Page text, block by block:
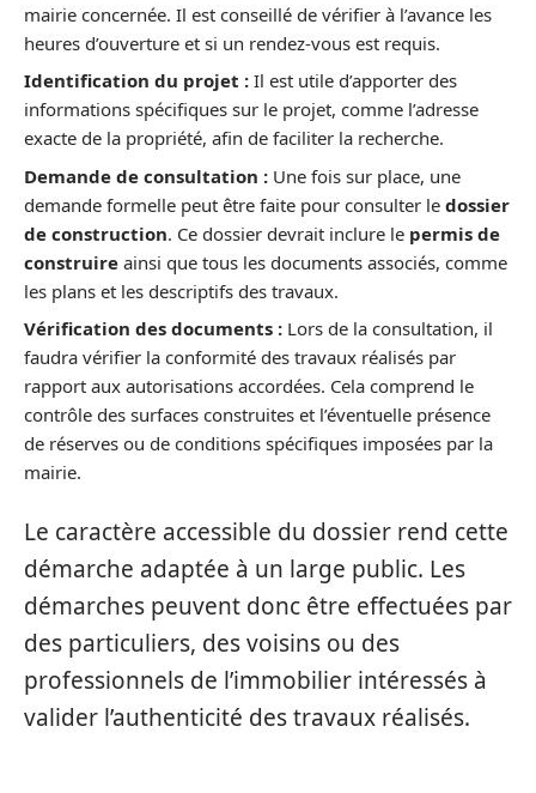
mairie concernée. Il est conseillé de vérifier à l’avance les
heures d’ouverture et si un rendez-vous est requis.
Identification du projet : Il est utile d’apporter des
informations spécifiques sur le projet, comme l’adresse
exacte de la propriété, afin de faciliter la recherche.
Demande de consultation : Une fois sur place, une
demande formelle peut être faite pour consulter le dossier
de construction. Ce dossier devrait inclure le permis de
construire ainsi que tous les documents associés, comme
les plans et les descriptifs des travaux.
Vérification des documents : Lors de la consultation, il
faudra vérifier la conformité des travaux réalisés par
rapport aux autorisations accordées. Cela comprend le
contrôle des surfaces construites et l’éventuelle présence
de réserves ou de conditions spécifiques imposées par la
mairie.
Le caractère accessible du dossier rend cette
démarche adaptée à un large public. Les
démarches peuvent donc être effectuées par
des particuliers, des voisins ou des
professionnels de l’immobilier intéressés à
valider l’authenticité des travaux réalisés.